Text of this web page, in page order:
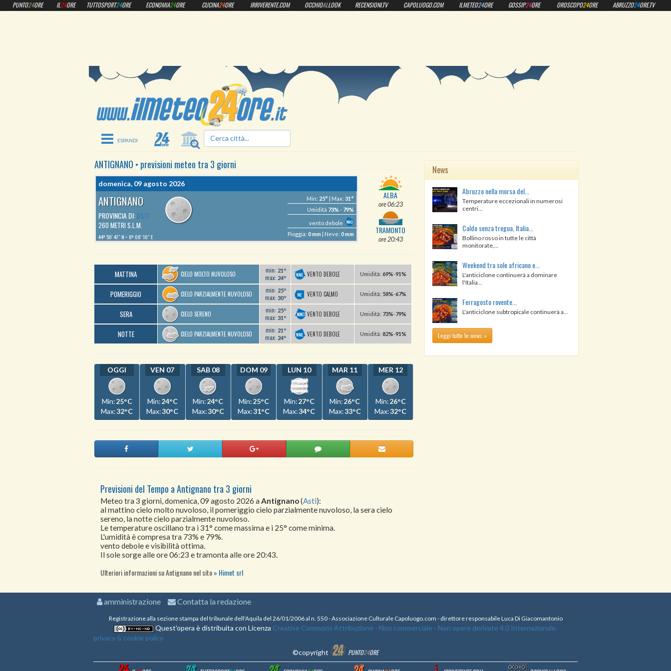
ilmeteo24ore.it
Toggle navigation
ANTIGNANO • previsioni meteo tra 3 giorni
domenica, 09 agosto 2026
ANTIGNANO
PROVINCIA DI:ASTI
260 METRI S.L.M.
44º 50′ 47″ N 8º 08′ 10″ E
Min: 25° | Max:31°
Umidità 73%- 79%
vento debole
Pioggia:0 mm | Neve:0 mm
ALBA
ore 06:23
TRAMONTO
ore 20:43
MATTINA CIELO MOLTO NUVOLOSO min: 21º
max: 24º VENTO DEBOLE Umidità: 69%-91%
POMERIGGIO CIELO PARZIALMENTE NUVOLOSO min: 25º
max: 30º VENTO CALMO Umidità: 58%-67%
SERA CIELO SERENO min: 25º
max: 31º VENTO DEBOLE Umidità: 73%-79%
NOTTE CIELO PARZIALMENTE NUVOLOSO min: 21º
max: 24º VENTO DEBOLE Umidità: 82%-91%
OGGI
Min:25°C
Max:32°C
VEN 07
Min:24°C
Max:30°C
SAB 08
Min:24°C
Max:30°C
DOM 09
Min:25°C
Max:31°C
LUN 10
Min:27°C
Max:34°C
MAR 11
Min:26°C
Max:33°C
MER 12
Min:26°C
Max:32°C
Previsioni del Tempo a Antignano tra 3 giorni
Meteo tra 3 giorni, domenica, 09 agosto 2026 a Antignano(Asti):
al mattino cielo molto nuvoloso, il pomeriggio cielo parzialmente nuvoloso, la sera cielo
sereno, la notte cielo parzialmente nuvoloso.
Le temperature oscillano tra i 31° come massima e i 25° come minima.
L'umidità è compresa tra 73% e 79%.
vento debole e visibilità ottima.
Il sole sorge alle ore 06:23 e tramonta alle ore 20:43.
Ulteriori informazioni su Antignano nel sito Himet srl
News
Abruzzo nella morsa del...
Temperature eccezionali in numerosi
centri...
Caldo senza tregua, Italia...
Bollino rosso in tutte le città
monitorate,...
Weekend tra sole africano e...
L'anticiclone continuerà a dominare
l'Italia...
Ferragosto rovente...
L'anticiclone subtropicale continuerà a...
Leggi tutte le news »
PUNTO24ORE IL24ORE TUTTOSPORT24ORE ECONOMIA24ORE CUCINA24ORE IRRIVERENTE.COM OCCHIOALLOOK RECENSIONI.TV CAPOLUOGO.COM ILMETEO24ORE GOSSIP24ORE OROSCOPO24ORE ABRUZZO24ORE.TV
amministrazione Contatta la redazione
Registrazione alla sezione stampa del tribunale dell'Aquila del 26/01/2006 al n. 550 - Associazione Culturale Capoluogo.com - direttore responsabile Luca Di Giacomantonio
Quest'opera è distribuita con Licenza Creative Commons Attribuzione - Non commerciale - Non opere derivate 4.0 Internazionale.
privacy & cookie policy
©copyright
PUNTO24ORE